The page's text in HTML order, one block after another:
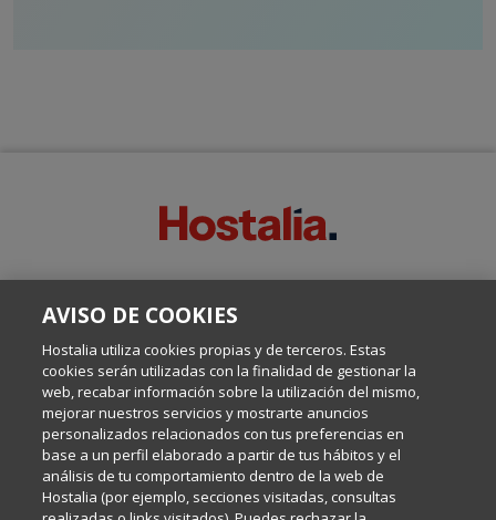
Escrito por el equipo de Comunicación de Hostalia, dirigido por
Internet y Tecnología.
Política de privacidad
Política de cookies
AVISO DE COOKIES
Hostalia utiliza cookies propias y de terceros. Estas
cookies serán utilizadas con la finalidad de gestionar la
web, recabar información sobre la utilización del mismo,
mejorar nuestros servicios y mostrarte anuncios
personalizados relacionados con tus preferencias en
base a un perfil elaborado a partir de tus hábitos y el
análisis de tu comportamiento dentro de la web de
Hostalia (por ejemplo, secciones visitadas, consultas